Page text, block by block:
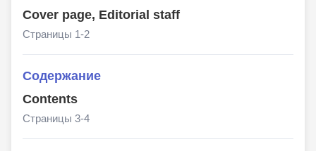
Cover page, Editorial staff
Страницы 1-2
Содержание
Contents
Страницы 3-4